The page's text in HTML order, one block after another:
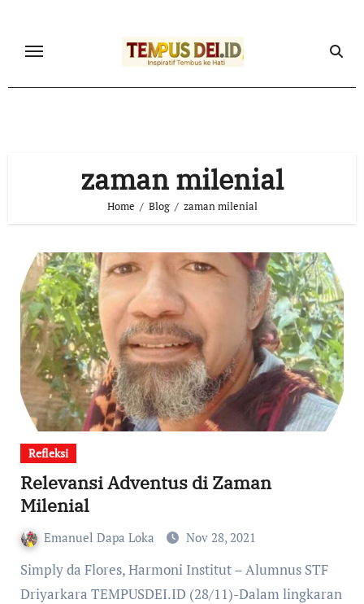
content
zaman milenial
Home Blog zaman milenial
Refleksi
Relevansi Adventus di Zaman
Milenial
Emanuel Dapa Loka Nov 28, 2021
Simply da Flores, Harmoni Institut – Alumnus STF
Driyarkara TEMPUSDEI.ID (28/11)-Dalam lingkaran